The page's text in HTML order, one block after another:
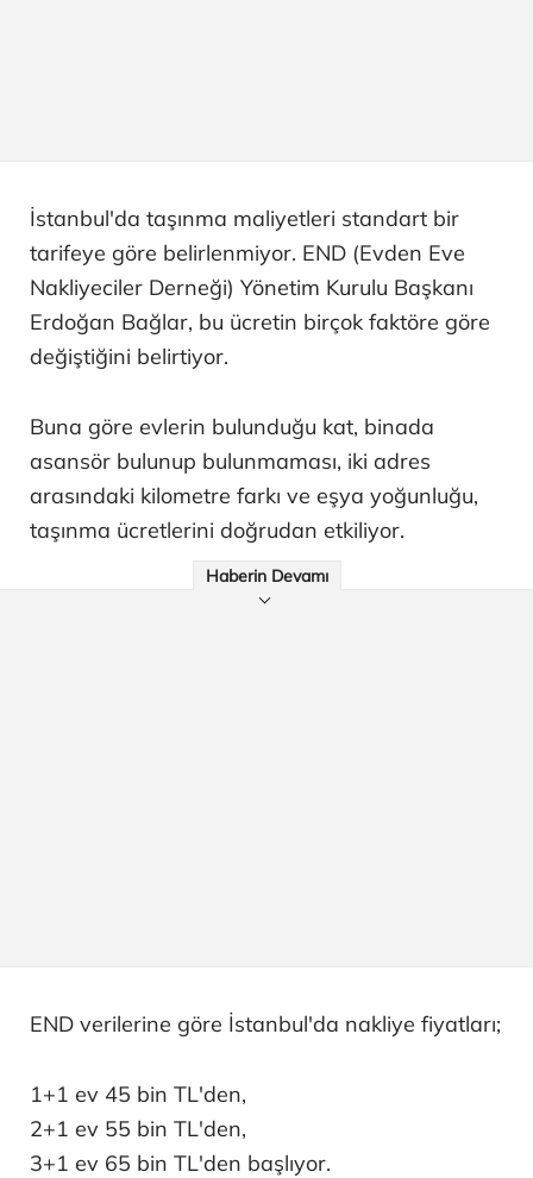
İstanbul'da taşınma maliyetleri standart bir
tarifeye göre belirlenmiyor. END (Evden Eve
Nakliyeciler Derneği) Yönetim Kurulu Başkanı
Erdoğan Bağlar, bu ücretin birçok faktöre göre
değiştiğini belirtiyor.
Buna göre evlerin bulunduğu kat, binada
asansör bulunup bulunmaması, iki adres
arasındaki kilometre farkı ve eşya yoğunluğu,
taşınma ücretlerini doğrudan etkiliyor.
Haberin Devamı
END verilerine göre İstanbul'da nakliye fiyatları;
1+1 ev 45 bin TL'den,
2+1 ev 55 bin TL'den,
3+1 ev 65 bin TL'den başlıyor.